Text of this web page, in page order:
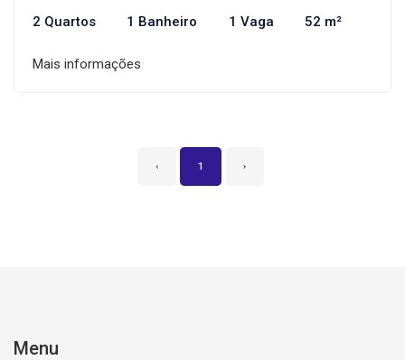
2 Quartos 1 Banheiro 1 Vaga 52 m²
Mais informações
‹ 1 ›
Menu